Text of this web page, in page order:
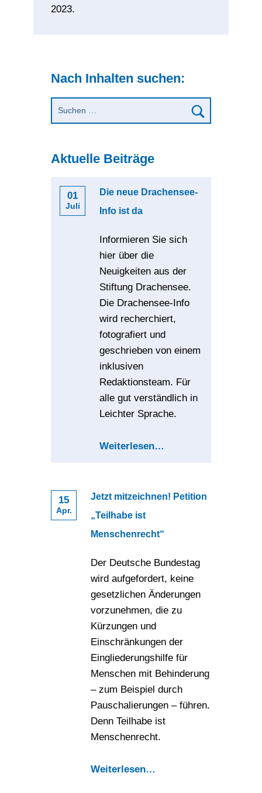
2023.
Nach Inhalten suchen:
Aktuelle Beiträge
01
Juli
Die neue Drachensee-
Info ist da
Informieren Sie sich
hier über die
Neuigkeiten aus der
Stiftung Drachensee.
Die Drachensee-Info
wird recherchiert,
fotografiert und
geschrieben von einem
inklusiven
Redaktionsteam. Für
alle gut verständlich in
Leichter Sprache.
Weiterlesen…
15
Apr.
Jetzt mitzeichnen! Petition
„Teilhabe ist
Menschenrecht“
Der Deutsche Bundestag
wird aufgefordert, keine
gesetzlichen Änderungen
vorzunehmen, die zu
Kürzungen und
Einschränkungen der
Eingliederungshilfe für
Menschen mit Behinderung
– zum Beispiel durch
Pauschalierungen – führen.
Denn Teilhabe ist
Menschenrecht.
Weiterlesen…